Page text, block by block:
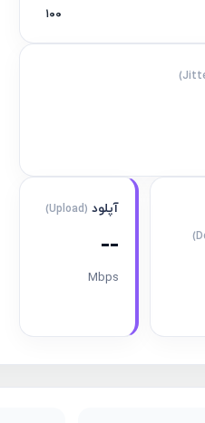
آپلود (Upload)
--
Mbps
۱۰۰